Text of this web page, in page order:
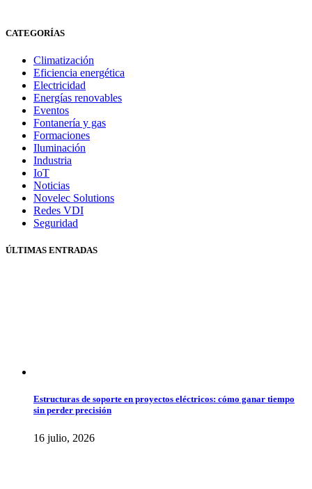
CATEGORÍAS
Climatización
Eficiencia energética
Electricidad
Energías renovables
Eventos
Fontanería y gas
Formaciones
Iluminación
Industria
IoT
Noticias
Novelec Solutions
Redes VDI
Seguridad
ÚLTIMAS ENTRADAS
Estructuras de soporte en proyectos eléctricos: cómo ganar tiempo
sin perder precisión
16 julio, 2026